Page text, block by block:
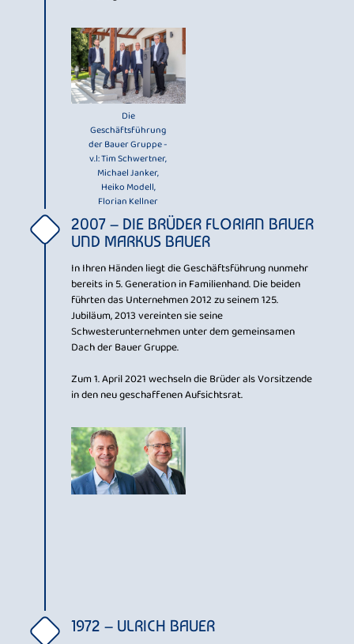
Die
Geschäftsführung
der Bauer Gruppe -
v.l: Tim Schwertner,
Michael Janker,
Heiko Modell,
Florian Kellner
2007 – DIE BRÜDER FLORIAN BAUER
UND MARKUS BAUER
In Ihren Händen liegt die Geschäftsführung nunmehr
bereits in 5. Generation in Familienhand. Die beiden
führten das Unternehmen 2012 zu seinem 125.
Jubiläum, 2013 vereinten sie seine
Schwesterunternehmen unter dem gemeinsamen
Dach der Bauer Gruppe.
Zum 1. April 2021 wechseln die Brüder als Vorsitzende
in den neu geschaffenen Aufsichtsrat.
1972 – ULRICH BAUER